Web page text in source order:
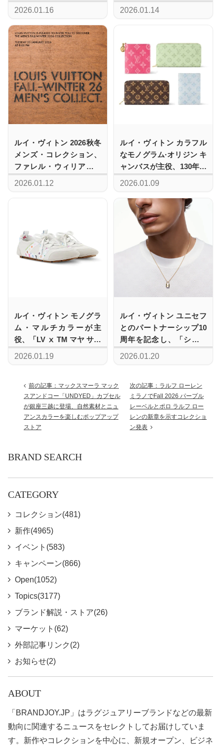
グラム·アンプラント レザ
プトに注目
2026.01.16
にて着用したドレスのサ
2026.01.14
ルイ・ヴィトン 2026秋冬
メンズ・コレクション、
ファレル・ウィリアムス
によるパリショーが1月20
2026.01.12
ルイ・ヴィトン カラフル
なモノグラム·オリジン キ
ャンバスが主役、130年の
ヘリテージをまとった新
2026.01.09
ルイ・ヴィトン モノグラ
ム・マルチカラーが主
役、「LV ⅹ TM マヤ サン
ダル」と「6AM パンプ
2026.01.19
ルイ・ヴィトン ユニセフ
とのパートナーシップ10
周年を記念し、「シルバ
ー・ロックイット」ペン
2026.01.20
前の記事：マックスマーラ マック
スアンドコー「UNDYED」カプセル
が銀座三越に登場、自然素材とニュ
アンスカラーを楽しむポップアップ
ストア
次の記事：ラルフ ローレン
ミラノでFall 2026 パープル
レーベルとポロ ラルフ ロー
レンの新章を示すコレクショ
ン発表
BRAND SEARCH
CATEGORY
コレクション(481)
新作(4965)
イベント(583)
キャンペーン(866)
Open(1052)
Topics(3177)
ブランド解説・ストア(26)
マーケット(62)
外部記事リンク(2)
お知らせ(2)
ABOUT
「BRANDJOY.JP」はラグジュアリーブランドなどの最新
動向に関連するニュースをセレクトしてお届けしていま
す。新作やコレクションを中心に、新規オープン、ビジネ